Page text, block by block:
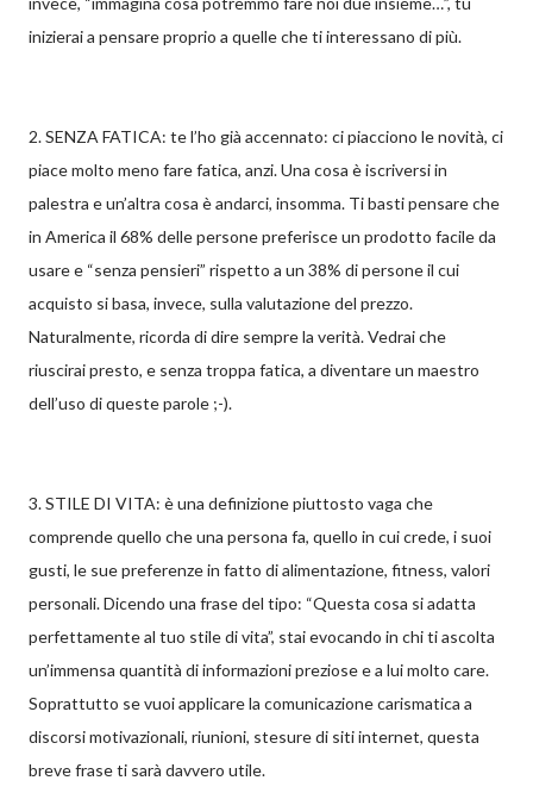
inizierai a pensare proprio a quelle che ti interessano di più.
2. SENZA FATICA: te l’ho già accennato: ci piacciono le novità, ci
piace molto meno fare fatica, anzi. Una cosa è iscriversi in
palestra e un’altra cosa è andarci, insomma. Ti basti pensare che
in America il 68% delle persone preferisce un prodotto facile da
usare e “senza pensieri” rispetto a un 38% di persone il cui
acquisto si basa, invece, sulla valutazione del prezzo.
Naturalmente, ricorda di dire sempre la verità. Vedrai che
riuscirai presto, e senza troppa fatica, a diventare un maestro
dell’uso di queste parole ;-).
3. STILE DI VITA: è una definizione piuttosto vaga che
comprende quello che una persona fa, quello in cui crede, i suoi
gusti, le sue preferenze in fatto di alimentazione, fitness, valori
personali. Dicendo una frase del tipo: “Questa cosa si adatta
perfettamente al tuo stile di vita”, stai evocando in chi ti ascolta
un’immensa quantità di informazioni preziose e a lui molto care.
Soprattutto se vuoi applicare la comunicazione carismatica a
discorsi motivazionali, riunioni, stesure di siti internet, questa
breve frase ti sarà davvero utile.